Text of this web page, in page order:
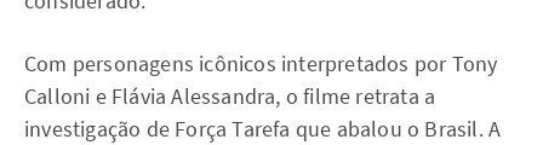
Com personagens icônicos interpretados por Tony
Calloni e Flávia Alessandra, o filme retrata a
investigação de Força Tarefa que abalou o Brasil. A